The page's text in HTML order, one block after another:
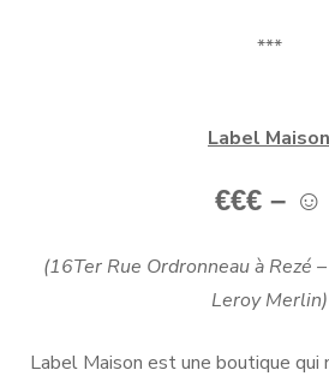
***
Label Maison
€€€ – ☺
(16Ter Rue Ordronneau à Rezé
Leroy Merlin)
Label Maison est une boutique qui